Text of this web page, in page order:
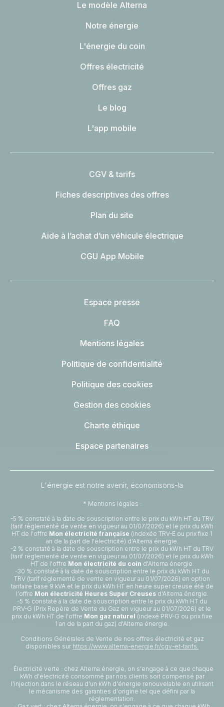
Le modèle Alterna
Notre énergie
L'énergie du coin
Offres électricité
Offres gaz
Le blog
L'app mobile
CGV & tarifs
Fiches descriptives des offres
Plan du site
Aide à l’achat d’un véhicule électrique
CGU App Mobile
Espace presse
FAQ
Mentions légales
Politique de confidentialité
Politique des cookies
Gestion des cookies
Charte éthique
Espace partenaires
L'énergie est notre avenir, économisons-la
* Mentions légales :
-5 % constaté à la date de souscription entre le prix du kWh HT du TRV
(tarif réglementé de vente en vigueur au 01/07/2026) et le prix du kWh
HT de l'offre Mon électricité française (indexée TRV-E ou prix fixe 1
an de la part de l'électricité) d'Alterna énergie.
-2 % constaté à la date de souscription entre le prix du kWh HT du TRV
(tarif réglementé de vente en vigueur au 01/07/2026) et le prix du kWh
HT de l'offre Mon électricité du coin d'Alterna énergie.
-30 % constaté à la date de souscription entre le prix du kWh HT du
TRV (tarif réglementé de vente en vigueur au 01/07/2026) en option
tarifaire base 9 kVA et le prix du kWh HT en heure super creuse été de
l'offre Mon électricité Heures Super Creusesd'Alterna énergie.
-5 % constaté à la date de souscription entre le prix du kWh HT du
PRV-G (Prix Repère de Vente du Gaz en vigueur au 01/07/2026) et le
prix du kWh HT de l'offre Mon gaz naturel (indexé PRV-G ou prix fixe
1 an de la part du gaz) d'Alterna énergie.
Conditions Générales de Vente de nos offres électricité et gaz
disponibles sur https://www.alterna-energie.fr/cgv-et-tarifs.
· Électricité verte : chez Alterna énergie, on s'engage à ce que chaque
kWh d'électricité consommé par nos clients soit compensé par
l'injection dans le réseau d'un kWh d'énergie renouvelable en utilisant
le mécanisme des garanties d'origine tel que défini par la
réglementation.